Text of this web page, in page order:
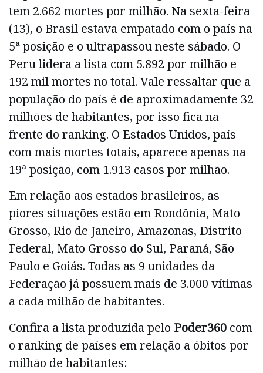
tem 2.662 mortes por milhão. Na sexta-feira
(13), o Brasil estava empatado com o país na
5ª posição e o ultrapassou neste sábado. O
Peru lidera a lista com 5.892 por milhão e
192 mil mortes no total. Vale ressaltar que a
população do país é de aproximadamente 32
milhões de habitantes, por isso fica na
frente do ranking. O Estados Unidos, país
com mais mortes totais, aparece apenas na
19ª posição, com 1.913 casos por milhão.
Em relação aos estados brasileiros, as
piores situações estão em Rondônia, Mato
Grosso, Rio de Janeiro, Amazonas, Distrito
Federal, Mato Grosso do Sul, Paraná, São
Paulo e Goiás. Todas as 9 unidades da
Federação já possuem mais de 3.000 vítimas
a cada milhão de habitantes.
Confira a lista produzida pelo Poder360 com
o ranking de países em relação a óbitos por
milhão de habitantes: